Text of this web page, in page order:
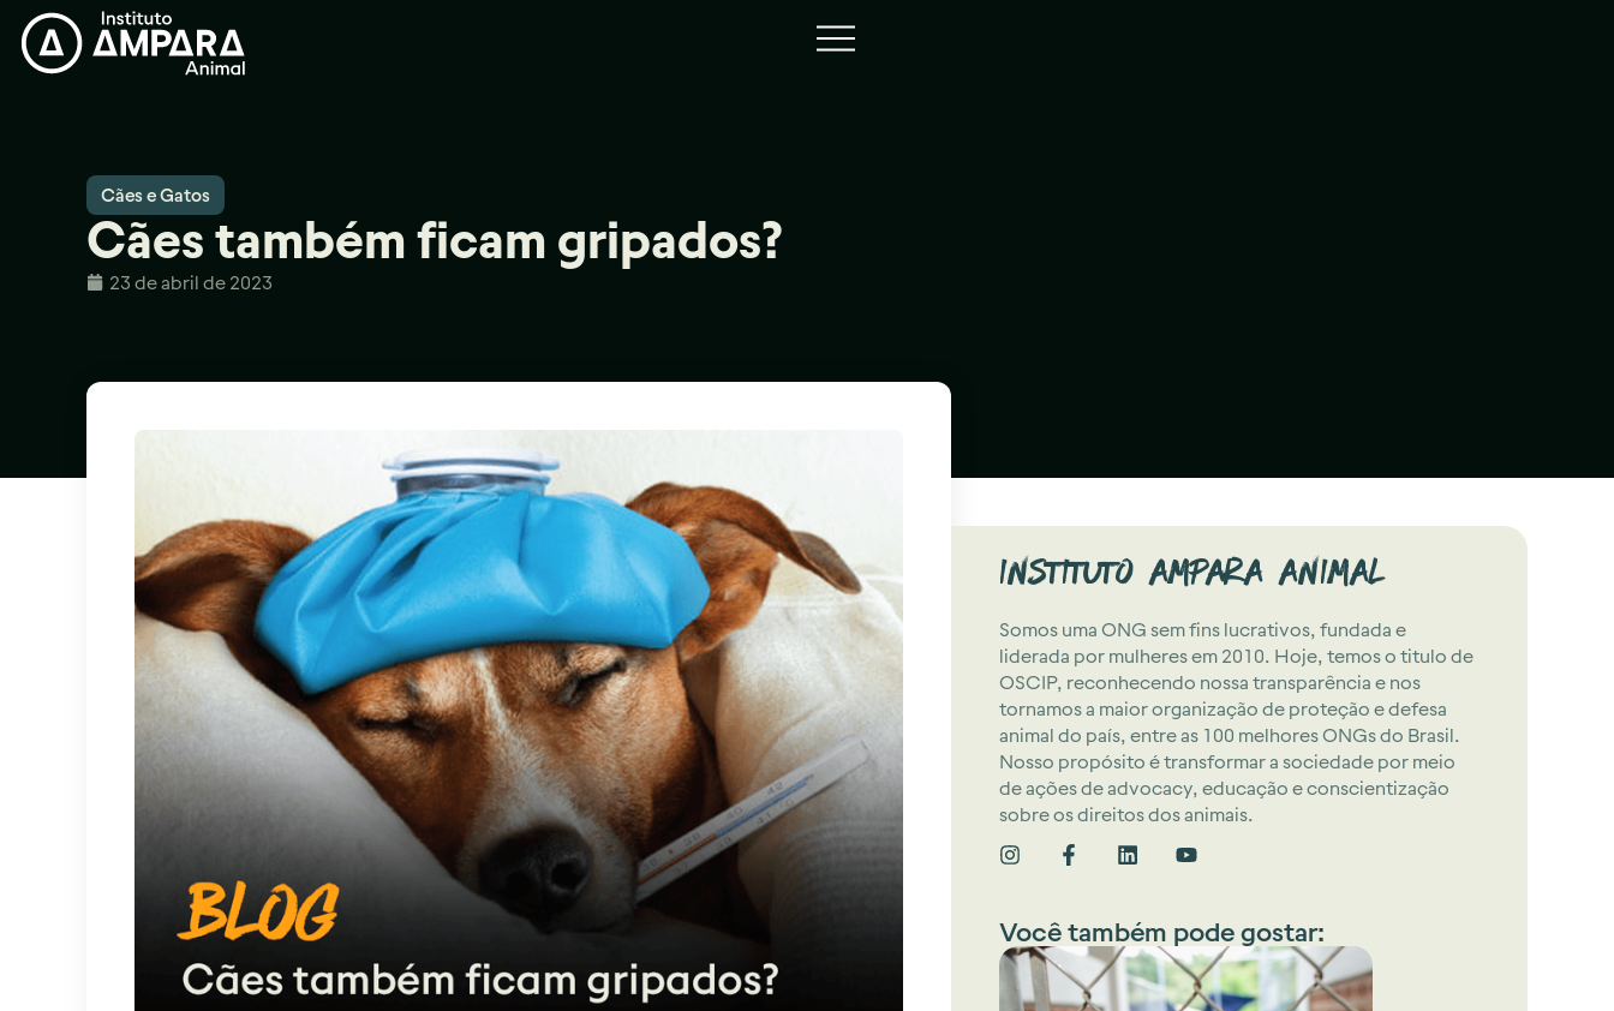
Cães e Gatos
Cães também ficam gripados?
23 de abril de 2023
Instituto Ampara Animal
Somos uma ONG sem fins lucrativos, fundada e
liderada por mulheres em 2010. Hoje, temos o titulo de
OSCIP, reconhecendo nossa transparência e nos
tornamos a maior organização de proteção e defesa
animal do país, entre as 100 melhores ONGs do Brasil.
Nosso propósito é transformar a sociedade por meio
de ações de advocacy, educação e conscientização
sobre os direitos dos animais.
Você também pode gostar: